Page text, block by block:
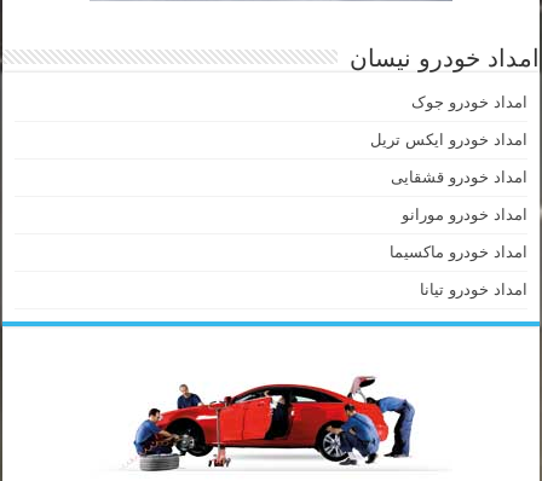
امداد خودرو نیسان
امداد خودرو جوک
امداد خودرو ایکس تریل
امداد خودرو قشقایی
امداد خودرو مورانو
امداد خودرو ماکسیما
امداد خودرو تیانا